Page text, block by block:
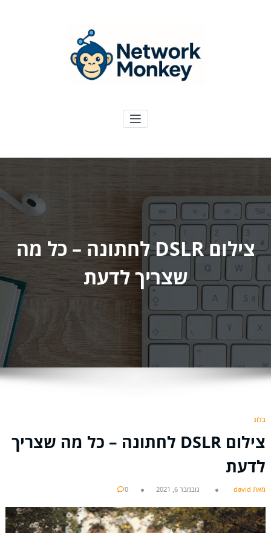
צילום DSLR לחתונה – כל מה
שצריך לדעת
בלוג
צילום DSLR לחתונה – כל מה שצריך
לדעת
מאת david נובמבר 6, 2021 0